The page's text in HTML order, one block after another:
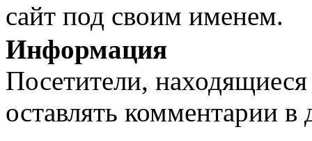
сайт под своим именем.
Информация
Посетители,
оставлять комментарии в